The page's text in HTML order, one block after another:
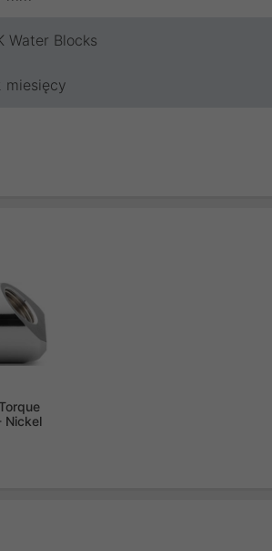
Water Blocks
miesięcy
Nickel